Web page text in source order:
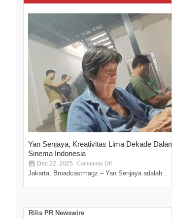
Yan Senjaya, Kreativitas Lima Dekade Dalam
Sinema Indonesia
Dec 22, 2025 Comments Off
Jakarta, Broadcastmagz – Yan Senjaya adalah...
Rilis PR Newswire